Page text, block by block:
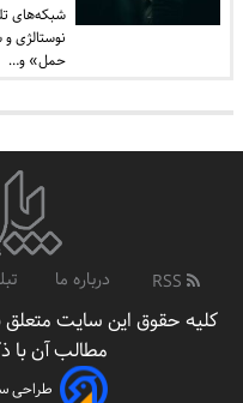
شبکه‌های
نوستالژی
حمل» و…
درباره ما
کلیه حقوق این سایت متعلق
مطالب آن با
طراحی